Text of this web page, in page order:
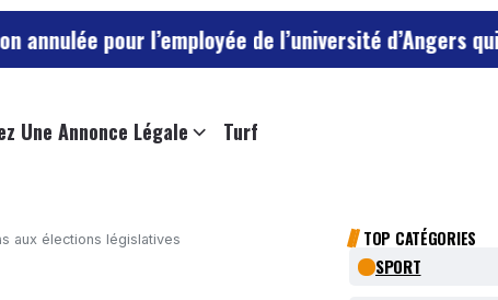
pour l’employée de l’université d’Angers qui avait
Une Annonce Légale Turf
aux élections législatives TOP CATÉGORIES
SPORT